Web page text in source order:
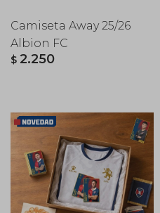
Camiseta Away 25/26
Albion FC
$ 2.250